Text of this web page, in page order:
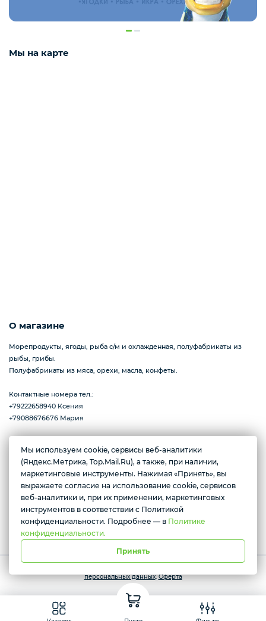
Сиропы и топпинг
Соусы
Замороженная ягода
Мороженое
Мы на карте
О магазине
Морепродукты, ягоды, рыба с/м и охлажденная, полуфабрикаты из
рыбы, грибы.
Полуфабрикаты из мяса, орехи, масла, конфеты.
Контактные номера тел.:
+79222658940 Ксения
+79088676676 Мария
г. Тюмень, ул. Ю.Р.-Г. Эрвье, д.12к1
Ежедневно с 10:00 до 20:00
Условия доставки
персональных данных.Оферта
Мы используем cookie, сервисы веб-аналитики
(Яндекс.Метрика, Top.Mail.Ru), а также, при наличии,
маркетинговые инструменты. Нажимая «Принять», вы
выражаете согласие на использование cookie, сервисов
веб-аналитики и, при их применении, маркетинговых
инструментов в соответствии с Политикой
конфиденциальности. Подробнее — в Политике
конфиденциальности.
Принять
Желаете подозвать сотрудника
Да Нет